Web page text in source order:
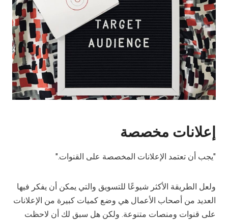
إعلانات مخصصة
"يجب أن تعتمد الإعلانات المخصصة على القنوات."
ولعل الطريقة الأكثر شيوعًا للتسويق والتي يمكن أن يفكر فيها
العديد من أصحاب الأعمال هي وضع كميات كبيرة من الإعلانات
على قنوات ومنصات متنوعة. ولكن هل سبق لك أن لاحظت